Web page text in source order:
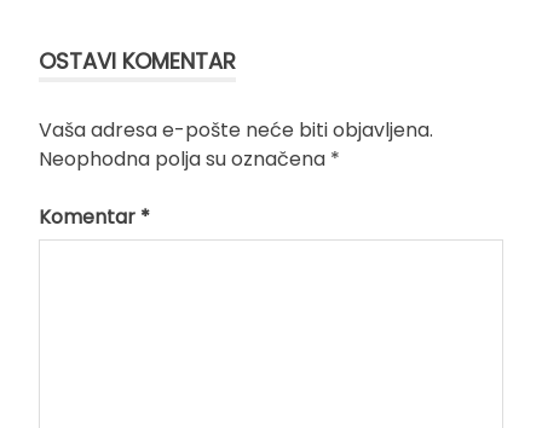
OSTAVI KOMENTAR
Vaša adresa e-pošte neće biti objavljena.
Neophodna polja su označena *
Komentar *